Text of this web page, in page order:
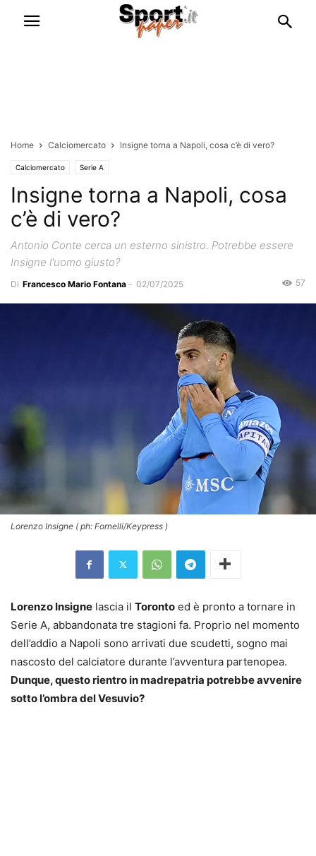
Home Calciomercato Insigne torna a Napoli, cosa c’è di vero?
Calciomercato Serie A
Insigne torna a Napoli, cosa
c’è di vero?
Antonio Conte cerca un esterno sinistro. Potrebbe essere
Insigne l'uomo giusto?
Di Francesco Mario Fontana - 02/07/2025 57
Lorenzo Insigne ( ph: Fornelli/Keypress )
Lorenzo Insigne lascia il Toronto ed è pronto a tornare in
Serie A, abbandonata tre stagioni fa. Proprio nel momento
dell’addio a Napoli sono arrivati due scudetti, sogno mai
nascosto del calciatore durante l’avventura partenopea.
Dunque, questo rientro in madrepatria potrebbe avvenire
sotto l’ombra del Vesuvio?